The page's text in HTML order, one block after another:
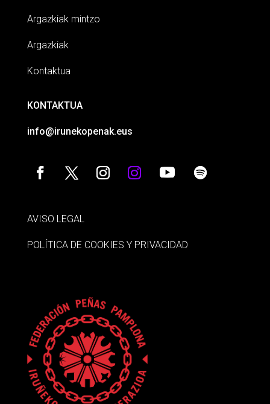
Argazkiak mintzo
Argazkiak
Kontaktua
KONTAKTUA
info@irunekopenak.eus
AVISO LEGAL
POLÍTICA DE COOKIES Y PRIVACIDAD